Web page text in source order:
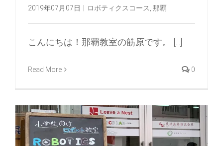
2019年07月07日 ロボティクスコース 那覇
こんにちは！那覇教室の筋原です。 [...]
Read More 0